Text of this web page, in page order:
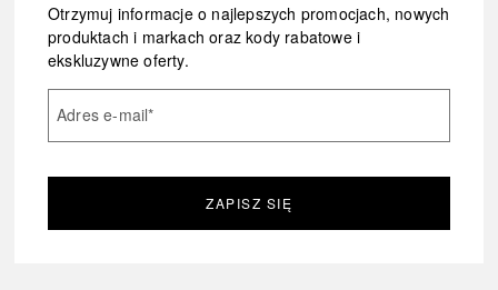
Otrzymuj informacje o najlepszych promocjach, nowych
produktach i markach oraz kody rabatowe i
ekskluzywne oferty.
Adres e-mail*
ZAPISZ SIĘ